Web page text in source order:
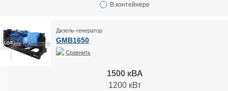
В контейнере
Дизель-генератор
GMB1650
Сравнить
1500 кВА
1200 кВт